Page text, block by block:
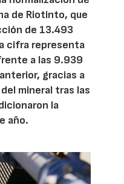
de Riotinto, que
de 13.493
cifra representa
a las 9.939
gracias a
mineral tras las
la
año.